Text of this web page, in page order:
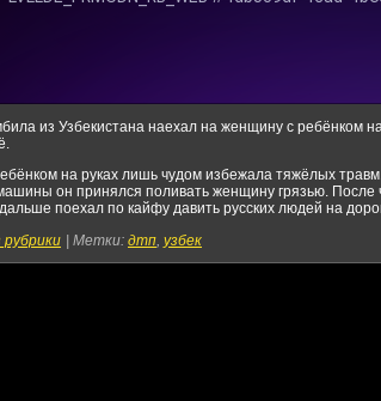
из Узбекистана наехал на женщину с ребёнком
на руках лишь чудом избежала тяжёлых
он принялся поливать женщину грязью. После
дальше поехал по кайфу давить русских людей на
рубрики Метки: дтп, узбек